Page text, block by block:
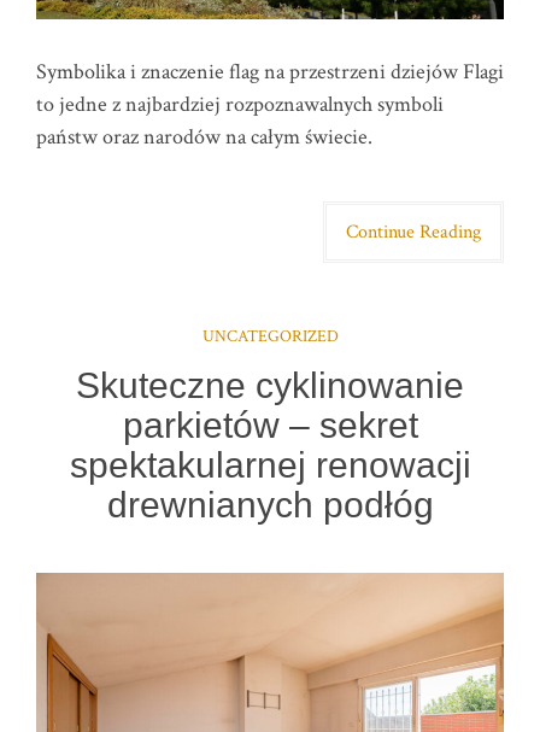
Symbolika i znaczenie flag na przestrzeni dziejów Flagi
to jedne z najbardziej rozpoznawalnych symboli
państw oraz narodów na całym świecie.
Continue Reading
UNCATEGORIZED
Skuteczne cyklinowanie
parkietów – sekret
spektakularnej renowacji
drewnianych podłóg